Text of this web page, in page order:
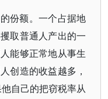
份额。一个占据地
取普通人产出的一
能够正常地从事生
创造的收益越多，
自己的把窃税率从